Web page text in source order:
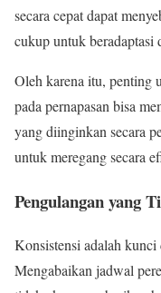
secara cepat dapat
cukup untuk beradaptasi
Oleh karena itu, penting
pada pernapasan bisa
yang diinginkan secara
untuk meregang secara
Pengulangan yang
Konsistensi adalah
Mengabaikan jadwal